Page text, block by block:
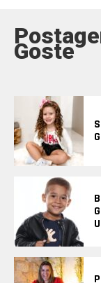
Goste